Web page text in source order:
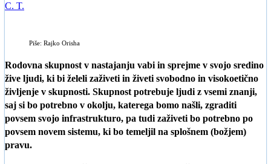
C. T.
Piše: Rajko Orisha
Rodovna skupnost v nastajanju vabi in sprejme v svojo sredino
žive ljudi, ki bi želeli zaživeti in živeti svobodno in visokoetično
življenje v skupnosti. Skupnost potrebuje ljudi z vsemi znanji,
saj si bo potrebno v okolju, katerega bomo našli, zgraditi
povsem svojo infrastrukturo, pa tudi zaživeti bo potrebno po
povsem novem sistemu, ki bo temeljil na splošnem (božjem)
pravu.